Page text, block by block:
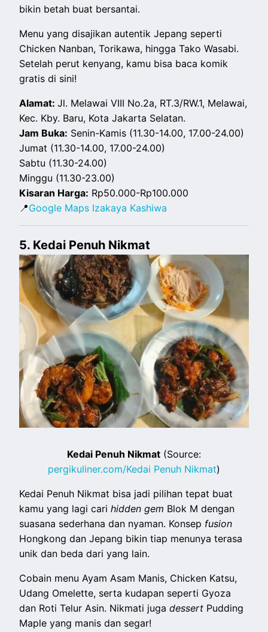
bikin betah buat bersantai.
Menu yang disajikan autentik Jepang seperti
Chicken Nanban, Torikawa, hingga Tako Wasabi.
Setelah perut kenyang, kamu bisa baca komik
gratis di sini!
Alamat:Jl. Melawai VIII No.2a, RT.3/RW.1, Melawai,
Kec. Kby. Baru, Kota Jakarta Selatan.
Jam Buka: Senin-Kamis (11.30-14.00, 17.00-24.00)
Jumat (11.30-14.00, 17.00-24.00)
Sabtu (11.30-24.00)
Minggu (11.30-23.00)
Kisaran Harga: Rp50.000-Rp100.000
📍Google Maps Izakaya Kashiwa
5. Kedai Penuh Nikmat
Kedai Penuh Nikmat (Source:
pergikuliner.com/Kedai Penuh Nikmat)
Kedai Penuh Nikmat bisa jadi pilihan tepat buat
kamu yang lagi carihidden gem Blok M dengan
suasana sederhana dan nyaman. Konsep fusion
Hongkong dan Jepang bikin tiap menunya terasa
unik dan beda dari yang lain.
Cobain menu Ayam Asam Manis, Chicken Katsu,
Udang Omelette, serta kudapan seperti Gyoza
dan Roti Telur Asin. Nikmati jugadessert Pudding
Maple yang manis dan segar!